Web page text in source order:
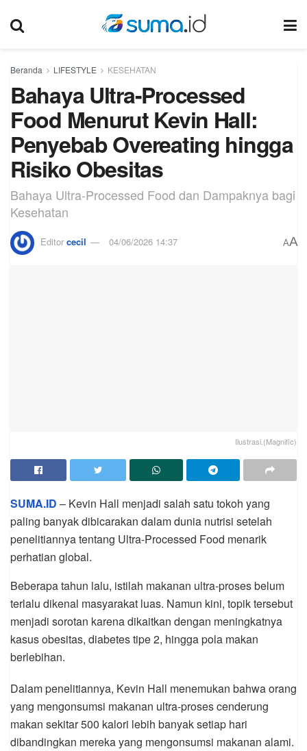
Beranda LIFESTYLE KESEHATAN
Bahaya Ultra-Processed
Food Menurut Kevin Hall:
Penyebab Overeating hingga
Risiko Obesitas
Bahaya Ultra-Processed Food dan Dampaknya bagi
Kesehatan
Editor cecil 04/06/2026 14:37 AA
Ilustrasi.(Magnific)
SUMA.ID – Kevin Hall menjadi salah satu tokoh yang
paling banyak dibicarakan dalam dunia nutrisi setelah
penelitiannya tentang Ultra-Processed Food menarik
perhatian global.
Beberapa tahun lalu, istilah makanan ultra-proses belum
terlalu dikenal masyarakat luas. Namun kini, topik tersebut
menjadi sorotan karena dikaitkan dengan meningkatnya
kasus obesitas, diabetes tipe 2, hingga pola makan
berlebihan.
Dalam penelitiannya, Kevin Hall menemukan bahwa orang
yang mengonsumsi makanan ultra-proses cenderung
makan sekitar 500 kalori lebih banyak setiap hari
dibandingkan mereka yang mengonsumsi makanan alami.